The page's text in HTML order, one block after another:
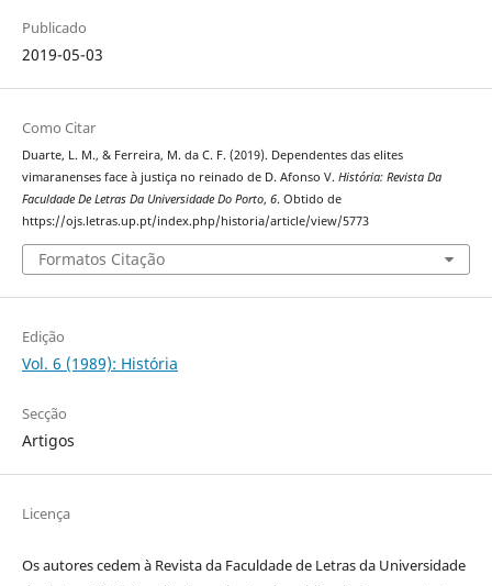
Publicado
2019-05-03
Como Citar
Duarte, L. M., & Ferreira, M. da C. F. (2019). Dependentes das elites
vimaranenses face à justiça no reinado de D. Afonso V. História: Revista Da
Faculdade De Letras Da Universidade Do Porto, 6. Obtido de
https://ojs.letras.up.pt/index.php/historia/article/view/5773
Formatos Citação
Edição
Vol. 6 (1989): História
Secção
Artigos
Licença
Os autores cedem à Revista da Faculdade de Letras da Universidade